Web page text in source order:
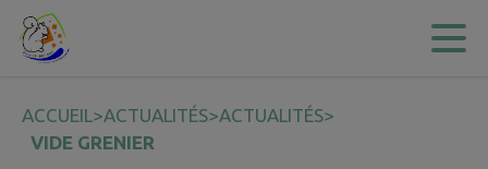
Contenu
ACCUEIL>ACTUALITÉS>ACTUALITÉS>
VIDE GRENIER